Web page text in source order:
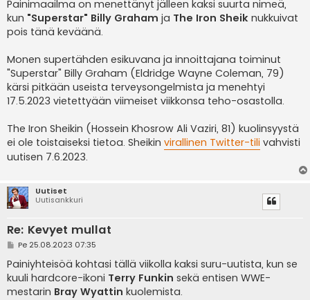
s
t
i
Painimaailma on menettänyt jälleen kaksi suurta nimeä,
kun "Superstar" Billy Graham ja The Iron Sheik nukkuivat
pois tänä keväänä.
Monen supertähden esikuvana ja innoittajana toiminut
"Superstar" Billy Graham (Eldridge Wayne Coleman, 79)
kärsi pitkään useista terveysongelmista ja menehtyi
17.5.2023 vietettyään viimeiset viikkonsa teho-osastolla.
The Iron Sheikin (Hossein Khosrow Ali Vaziri, 81) kuolinsyystä
ei ole toistaiseksi tietoa. Sheikin virallinen Twitter-tili vahvisti
uutisen 7.6.2023.
Uutiset
Uutisankkuri
Re: Kevyet mullat
V
e
s
t
i
Pe 25.08.2023 07:35
Painiyhteisöä kohtasi tällä viikolla kaksi suru-uutista, kun se
kuuli hardcore-ikoni Terry Funkin sekä entisen WWE-
mestarin Bray Wyattin kuolemista.